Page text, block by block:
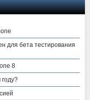
для бета тестирования
8